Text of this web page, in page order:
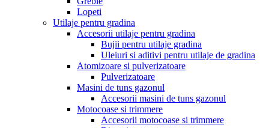
Lopeti
Utilaje pentru gradina
Accesorii utilaje pentru gradina
Bujii pentru utilaje gradina
Uleiuri si aditivi pentru utilaje de gradina
Atomizoare si pulverizatoare
Pulverizatoare
Masini de tuns gazonul
Accesorii masini de tuns gazonul
Motocoase si trimmere
Accesorii motocoase si trimmere